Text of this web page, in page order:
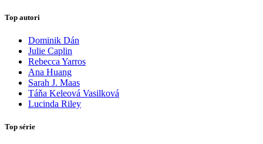
Top autori
Dominik Dán
Julie Caplin
Rebecca Yarros
Ana Huang
Sarah J. Maas
Táňa Keleová Vasilková
Lucinda Riley
Top série